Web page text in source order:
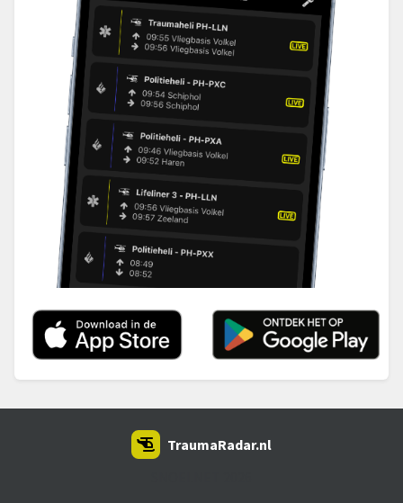
TraumaRadar.nl